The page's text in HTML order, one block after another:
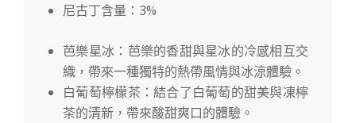
尼古丁含量：3%
芭樂星冰：芭樂的香甜與星冰的冷感相互交
織，帶來一種獨特的熱帶風情與冰涼體驗。
白葡萄檸檬茶：結合了白葡萄的甜美與凍檸
茶的清新，帶來酸甜爽口的體驗。